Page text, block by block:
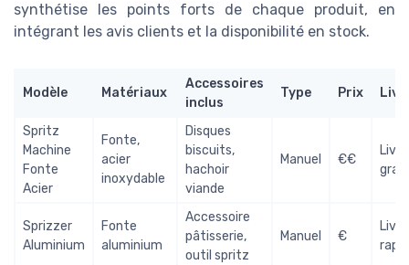
synthétise les points forts de chaque produit, en
intégrant les avis clients et la disponibilité en stock.
Modèle Matériaux
Accessoires
inclus
Type Prix
Spritz
Machine
Fonte
Acier
Fonte,
acier
inoxydable
Disques
biscuits,
hachoir
viande
Manuel €€
Sprizzer
Aluminium
Fonte
aluminium
Accessoire
pâtisserie,
outil spritz
Manuel €